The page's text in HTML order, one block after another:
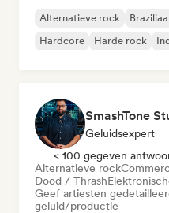
Alternatieve rock
Hardcore
Harde rock
SmashTone
Geluidsexpert
< 100 gegeven
Alternatieve rock
Dood / Thrash
Geef artiesten
geluid/productie